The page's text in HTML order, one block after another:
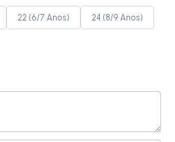
22 (6/7 Anos) 24 (8/9 Anos)